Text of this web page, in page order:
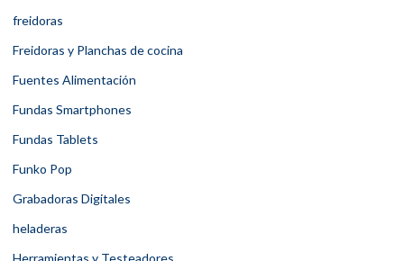
freidoras
Freidoras y Planchas de cocina
Fuentes Alimentación
Fundas Smartphones
Fundas Tablets
Funko Pop
Grabadoras Digitales
heladeras
Herramientas y Testeadores